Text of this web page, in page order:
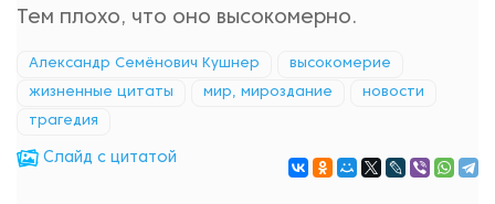
Тем плохо, что оно высокомерно.
Александр Семёнович Кушнер высокомерие
жизненные цитаты мир, мироздание новости
трагедия
Cлайд с цитатой